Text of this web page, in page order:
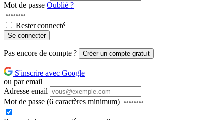
Mot de passe Oublié ?
Rester connecté
Se connecter
Pas encore de compte ? Créer un compte gratuit
S'inscrire avec Google
ou par email
Adresse email
Mot de passe (6 caractères minimum)